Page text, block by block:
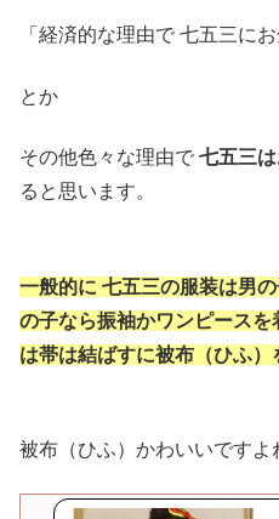
「経済的な理由で 七五三に
とか
その他色々な理由で 七五三
ると思います。
一般的に 七五三の服装は男
の子なら振袖かワンピース
は帯は結ばすに被布（ひふ）
被布（ひふ）かわいいですよ